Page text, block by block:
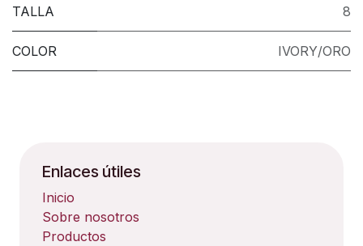
TALLA 8
COLOR IVORY/ORO
Enlaces útiles
Inicio
Sobre nosotros
Productos